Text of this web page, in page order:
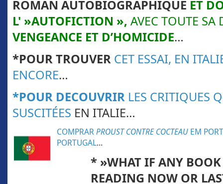
ROMAN AUTOBIOGRAPHIQUE ET
L' »AUTOFICTION », AVEC TOUTE
VENGEANCE ET D’HOMICIDE…
*POUR TROUVER CET ESSAI, EN
ENCORE…
*POUR DECOUVRIR LES CRITIQUES
SUSCITÉES EN ITALIE…
COMPRARPROUST CONTRE COCTEAU EM
PORTUGAL…
* »WHAT IF ANY BOOK
READING NOW OR